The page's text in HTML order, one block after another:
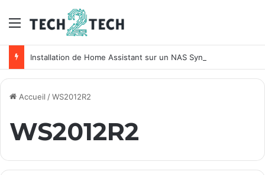
Menu
Installation de Home Assistant sur un NAS Synology
Accueil /WS2012R2
WS2012R2